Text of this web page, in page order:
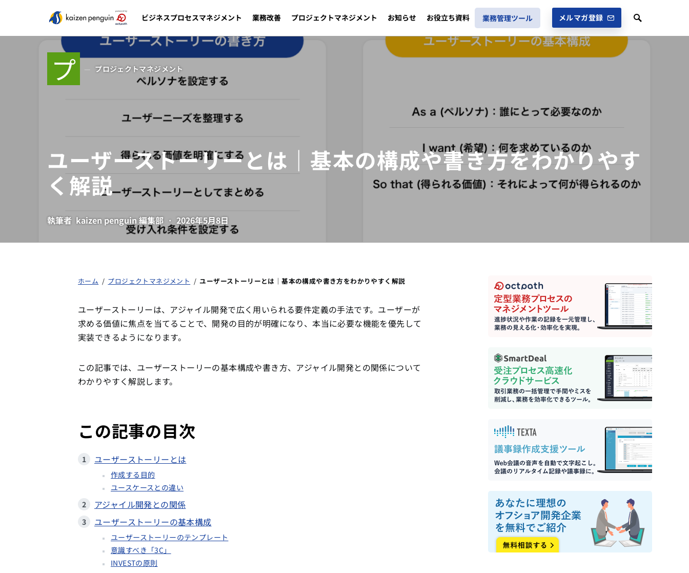
ビジネスプロセスマネジメント 業務改善 プロジェクトマネジメント お知らせ お役立ち資料 業務管理ツール メルマガ登録
プ プロジェクトマネジメント
ユーザーストーリーとは｜基本の構成や書き方をわかりやす
く解説
執筆者 kaizen penguin 編集部 2026年5月8日
ホーム / プロジェクトマネジメント / ユーザーストーリーとは｜基本の構成や書き方をわかりやすく解説
ユーザーストーリーは、アジャイル開発で広く用いられる要件定義の手法です。ユーザーが
求める価値に焦点を当てることで、開発の目的が明確になり、本当に必要な機能を優先して
実装できるようになります。
この記事では、ユーザーストーリーの基本構成や書き方、アジャイル開発との関係について
わかりやすく解説します。
この記事の目次
ユーザーストーリーとは
作成する目的
ユースケースとの違い
アジャイル開発との関係
ユーザーストーリーの基本構成
ユーザーストーリーのテンプレート
意識すべき「3C」
INVESTの原則